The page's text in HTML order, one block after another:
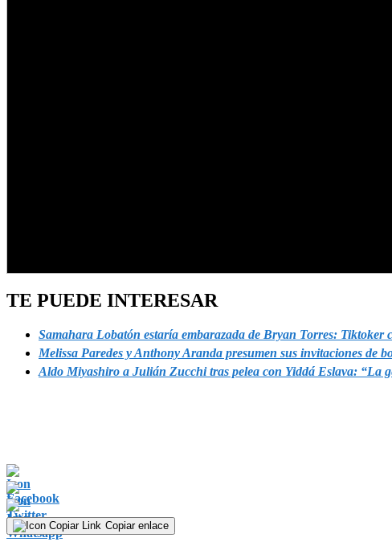
TE PUEDE INTERESAR
Samahara Lobatón estaría embarazada de Bryan Torres: Tiktoker
Melissa Paredes y Anthony Aranda presumen sus invitaciones de
Aldo Miyashiro a Julián Zucchi tras pelea con Yiddá Eslava: “La
Copiar enlace